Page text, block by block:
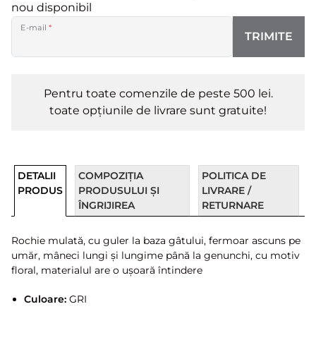
nou disponibil
E-mail*
TRIMITE
Pentru toate comenzile de peste 500 lei.
toate opțiunile de livrare sunt gratuite!
DETALII
PRODUS
COMPOZIȚIA
PRODUSULUI ȘI
ÎNGRIJIREA
POLITICA DE
LIVRARE /
RETURNARE
Rochie mulată, cu guler la baza gâtului, fermoar ascuns pe
umăr, mâneci lungi și lungime până la genunchi, cu motiv
floral, materialul are o ușoară întindere
Culoare:GRI